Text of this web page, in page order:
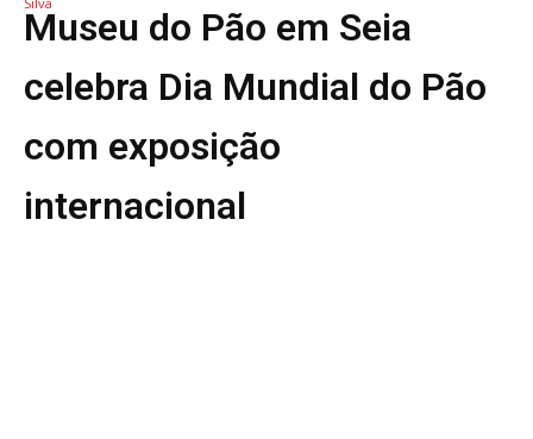
Secções
MARCHAS POPULARES DE SÃO JOÃO 2026
NATAL NAS FREGUESIAS
ATUALIDADE
REGIÃO
Museu do Pão em Seia
celebra Dia Mundial do Pão
com exposição
internacional